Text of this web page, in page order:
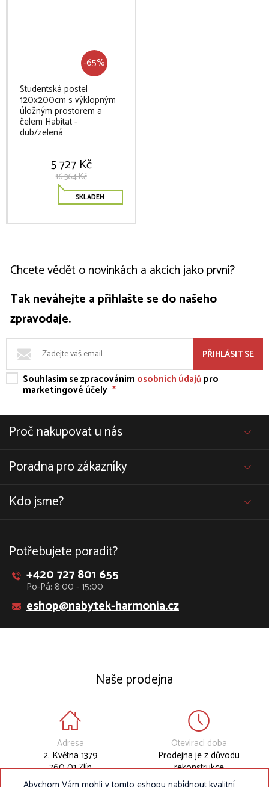
-65%
Studentská postel
120x200cm s výklopným
úložným prostorem a
čelem Habitat -
dub/zelená
5 727 Kč
16 364 Kč
SKLADEM
Chcete vědět o novinkách a akcích jako první?
Tak neváhejte a přihlašte se do našeho
zpravodaje.
PŘIHLÁSIT SE
Souhlasím se zpracovánímosobních údajůpro
marketingové účely *
Proč nakupovat u nás
Poradna pro zákazníky
Kdo jsme?
Potřebujete poradit?
+420 727 801 655
Po-Pá: 8:00 - 15:00
eshop@nabytek-harmonia.cz
Naše prodejna
Adresa
2. Května 1379
760 01 Zlín
Otevírací doba
Prodejna je z důvodu
rekonstrukce
dočasně uzavřena.